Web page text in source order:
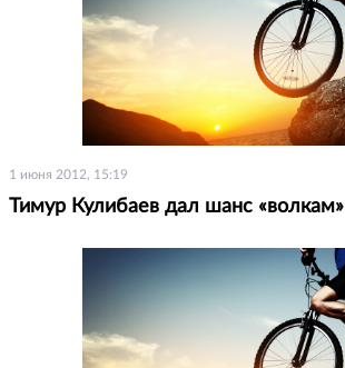
1 июня 2012, 15:19
Тимур Кулибаев дал шанс «волкам»